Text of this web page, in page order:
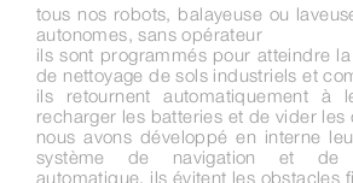
tous nos robots, balayeuse ou
autonomes, sans opérateur
ils sont programmés pour atteindre
de nettoyage de sols industriels et
ils retournent automatiquement à
recharger les batteries et de vider les
nous avons développé en interne
système de navigation et de
automatique, ils évitent les obstacles